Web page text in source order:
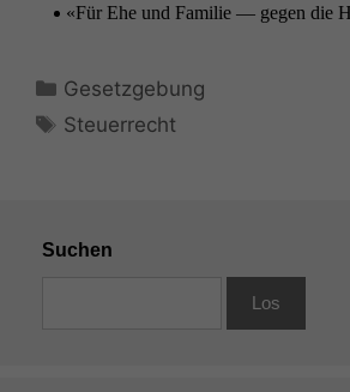
«Für Ehe und Fam­i­lie — gegen die
Kategorien
Gesetzgebung
Schlagwörter
Steuerrecht
Suchen